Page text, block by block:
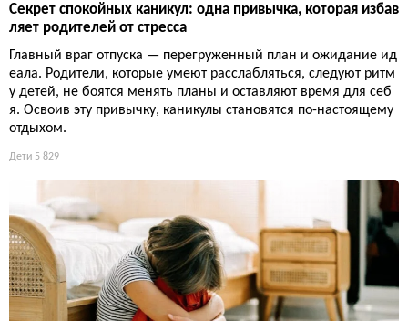
Секрет спокойных каникул: одна привычка, которая избав
ляет родителей от стресса
Главный враг отпуска — перегруженный план и ожидание ид
еала. Родители, которые умеют расслабляться, следуют ритм
у детей, не боятся менять планы и оставляют время для себ
я. Освоив эту привычку, каникулы становятся по-настоящему
отдыхом.
Дети 5 829